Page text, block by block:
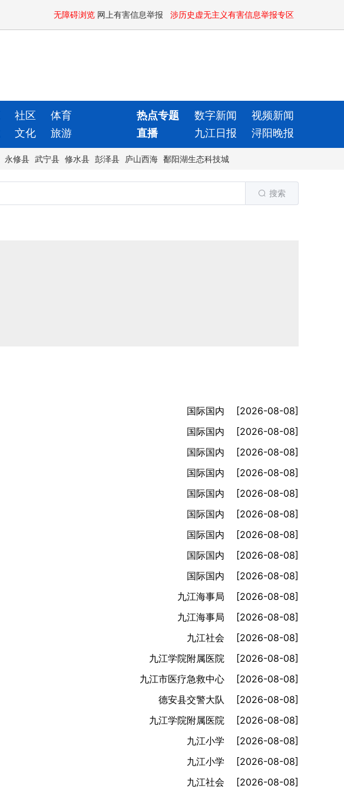
无障碍浏览 网上有害信息举报 涉历史虚无主义有害信息举报专区
社区 体育 热点专题 数字新闻
视频新闻
文化 旅游 直播 九江日报 浔阳晚报
永修县 武宁县 修水县 彭泽县 庐山西海 鄱阳湖生态科技城
搜索
国际国内 [2026-08-08]
国际国内 [2026-08-08]
国际国内 [2026-08-08]
国际国内 [2026-08-08]
国际国内 [2026-08-08]
国际国内 [2026-08-08]
国际国内 [2026-08-08]
国际国内 [2026-08-08]
国际国内 [2026-08-08]
九江海事局 [2026-08-08]
九江海事局 [2026-08-08]
九江社会 [2026-08-08]
九江学院附属医院 [2026-08-08]
九江市医疗急救中心 [2026-08-08]
德安县交警大队 [2026-08-08]
九江学院附属医院 [2026-08-08]
九江小学 [2026-08-08]
九江小学 [2026-08-08]
九江社会 [2026-08-08]